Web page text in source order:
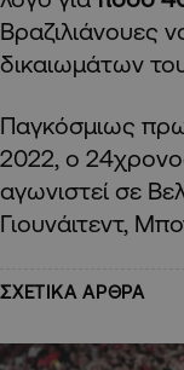
Βραζιλιάνουες
δικαιωμάτων
Παγκόσμιως
2022, ο
αγωνιστεί σε
Γιουνάιτεντ,
ΣΧΕΤΙΚΑ ΑΡΘΡΑ